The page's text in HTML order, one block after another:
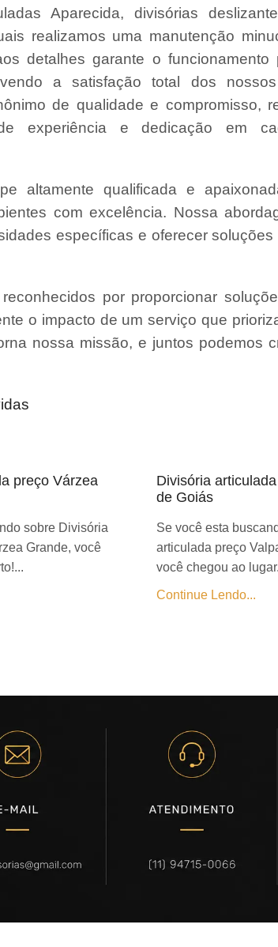
Aparecida, divisórias
realizamos uma manutenção
detalhes garante o funcionamento
a satisfação total dos
de qualidade e compromisso,
experiência e dedicação em
altamente qualificada e
com excelência. Nossa
específicas e oferecer soluções
por proporcionar
o impacto de um serviço que
nossa missão, e juntos podemos
preço Várzea
sobre Divisória
Grande, você
Divisória
de Goiás
Se você esta
articulada preço
você chegou ao
Continue Lendo...